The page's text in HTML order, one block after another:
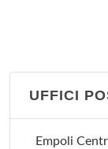
Pro Loco
UFFICI
Empoli